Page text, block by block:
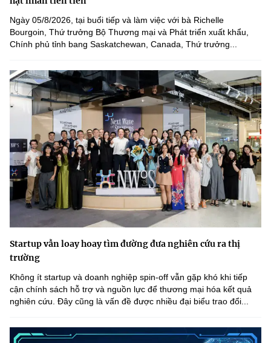
Ngày 05/8/2026, tại buổi tiếp và làm việc với bà Richelle
Bourgoin, Thứ trưởng Bộ Thương mại và Phát triển xuất khẩu,
Chính phủ tỉnh bang Saskatchewan, Canada, Thứ trưởng...
Startup vẫn loay hoay tìm đường đưa nghiên cứu ra thị
trường
Không ít startup và doanh nghiệp spin-off vẫn gặp khó khi tiếp
cận chính sách hỗ trợ và nguồn lực để thương mại hóa kết quả
nghiên cứu. Đây cũng là vấn đề được nhiều đại biểu trao đổi...